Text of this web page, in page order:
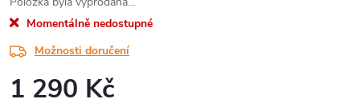
Momentálně nedostupné
Možnosti doručení
1 290 Kč